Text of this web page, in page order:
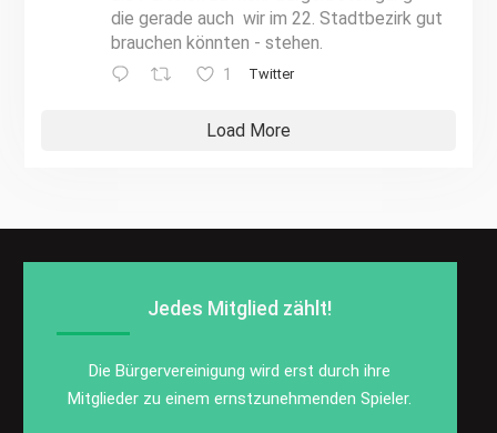
die gerade auch wir im 22. Stadtbezirk gut
brauchen könnten - stehen.
1 Twitter
Load More
Jedes Mitglied zählt!
Die Bürgervereinigung wird erst durch ihre
Mitglieder zu einem ernstzunehmenden Spieler.